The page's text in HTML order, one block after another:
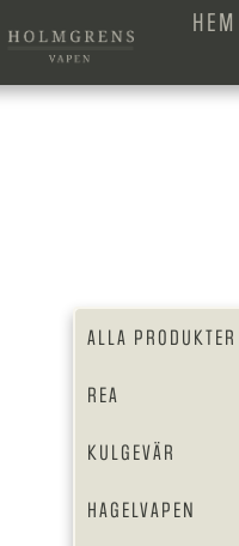
HEM
ALLA PRODUKTER
REA
KULGEVÄR
HAGELVAPEN